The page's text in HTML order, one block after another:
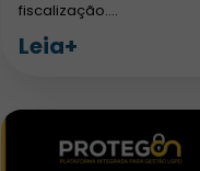
fiscalização.…
Leia+